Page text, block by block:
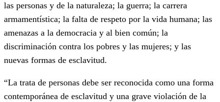
las personas y de la naturaleza; la guerra; la carrera
armamentística; la falta de respeto por la vida humana; las
amenazas a la democracia y al bien común; la
discriminación contra los pobres y las mujeres; y las
nuevas formas de esclavitud.
“La trata de personas debe ser reconocida como una forma
contemporánea de esclavitud y una grave violación de la